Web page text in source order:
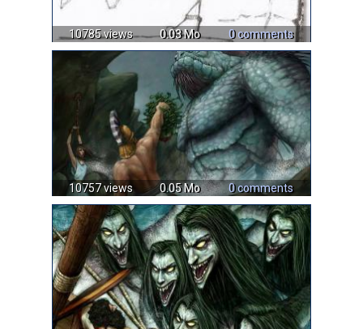
10785 views 0.03 Mo 0 comments
10757 views 0.05 Mo 0 comments